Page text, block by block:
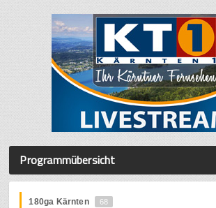
Programmübersicht
180ga Kärnten 68